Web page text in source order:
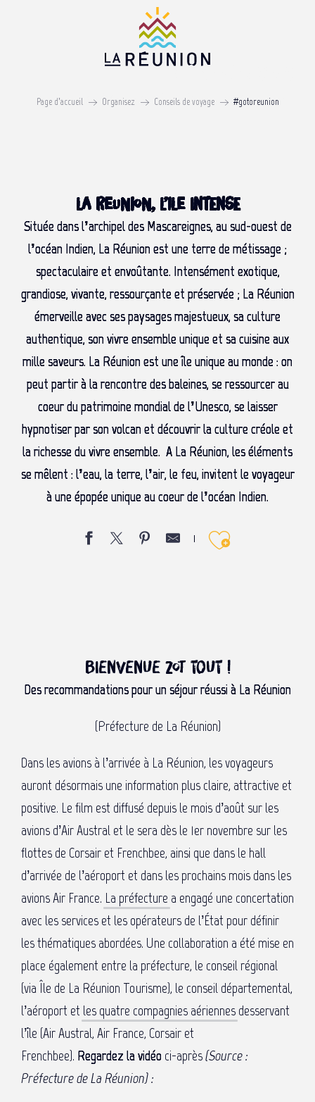
#gotoreunion
LA FRANCE AU COEUR DE L'OCÉAN INDIEN
Page d’accueil Organisez Conseils de voyage #gotoreunion
LA REUNION, L’ILE INTENSE
Située dans l’archipel des Mascareignes, au sud-ouest de
l’océan Indien, La Réunion est une terre de métissage ;
spectaculaire et envoûtante. Intensément exotique,
grandiose, vivante, ressourçante et préservée ; La Réunion
émerveille avec ses paysages majestueux, sa culture
authentique, son vivre ensemble unique et sa cuisine aux
mille saveurs. La Réunion est une île unique au monde : on
peut partir à la rencontre des baleines, se ressourcer au
coeur du patrimoine mondial de l’Unesco, se laisser
hypnotiser par son volcan et découvrir la culture créole et
la richesse du vivre ensemble. A La Réunion, les éléments
se mêlent : l’eau, la terre, l’air, le feu, invitent le voyageur
à une épopée unique au coeur de l’océan Indien.
Bienvenue zot tout !
Des recommandations pour un séjour réussi à La Réunion
(Préfecture de La Réunion)
Dans les avions à l’arrivée à La Réunion, les voyageurs
auront désormais une information plus claire, attractive et
positive. Le film est diffusé depuis le mois d’août sur les
avions d’Air Austral et le sera dès le 1er novembre sur les
flottes de Corsair et Frenchbee, ainsi que dans le hall
d’arrivée de l’aéroport et dans les prochains mois dans les
avions Air France. La préfecture a engagé une concertation
avec les services et les opérateurs de l’État pour définir
les thématiques abordées. Une collaboration a été mise en
place également entre la préfecture, le conseil régional
(via Île de La Réunion Tourisme), le conseil départemental,
l’aéroport et les quatre compagnies aériennes desservant
l’île (Air Austral, Air France, Corsair et
Frenchbee). Regardez la vidéo ci-après(Source :
Préfecture de La Réunion) :